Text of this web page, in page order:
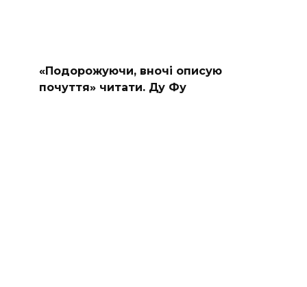
«Подорожуючи, вночі описую
почуття» читати. Ду Фу